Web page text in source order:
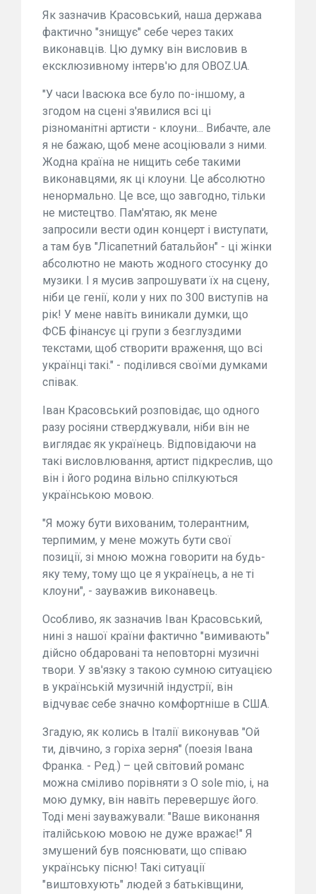
Як зазначив Красовський, наша держава
фактично "знищує" себе через таких
виконавців. Цю думку він висловив в
ексклюзивному інтерв'ю для OBOZ.UA.
"У часи Івасюка все було по-іншому, а
згодом на сцені з'явилися всі ці
різноманітні артисти - клоуни... Вибачте, але
я не бажаю, щоб мене асоціювали з ними.
Жодна країна не нищить себе такими
виконавцями, як ці клоуни. Це абсолютно
ненормально. Це все, що завгодно, тільки
не мистецтво. Пам'ятаю, як мене
запросили вести один концерт і виступати,
а там був "Лісапетний батальйон" - ці жінки
абсолютно не мають жодного стосунку до
музики. І я мусив запрошувати їх на сцену,
ніби це генії, коли у них по 300 виступів на
рік! У мене навіть виникали думки, що
ФСБ фінансує ці групи з безглуздими
текстами, щоб створити враження, що всі
українці такі." - поділився своїми думками
співак.
Іван Красовський розповідає, що одного
разу росіяни стверджували, ніби він не
виглядає як українець. Відповідаючи на
такі висловлювання, артист підкреслив, що
він і його родина вільно спілкуються
українською мовою.
"Я можу бути вихованим, толерантним,
терпимим, у мене можуть бути свої
позиції, зі мною можна говорити на будь-
яку тему, тому що це я українець, а не ті
клоуни", - зауважив виконавець.
Особливо, як зазначив Іван Красовський,
нині з нашої країни фактично "вимивають"
дійсно обдаровані та неповторні музичні
твори. У зв'язку з такою сумною ситуацією
в українській музичній індустрії, він
відчуває себе значно комфортніше в США.
Згадую, як колись в Італії виконував "Ой
ти, дівчино, з горіха зерня" (поезія Івана
Франка. - Ред.) – цей світовий романс
можна сміливо порівняти з O sole mio, і, на
мою думку, він навіть перевершує його.
Тоді мені зауважували: "Ваше виконання
італійською мовою не дуже вражає!" Я
змушений був пояснювати, що співаю
українську пісню! Такі ситуації
"виштовхують" людей з батьківщини,